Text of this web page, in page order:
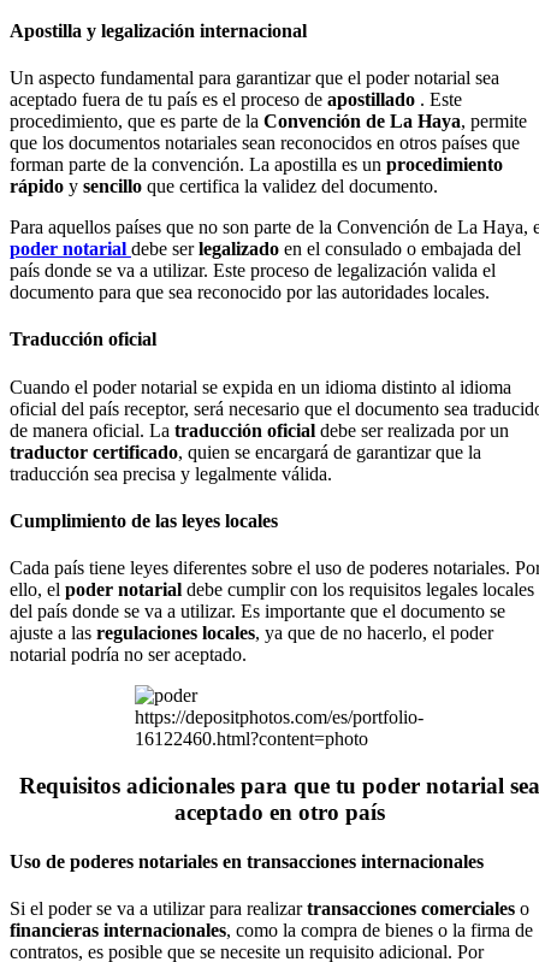
Apostilla y legalización internacional
Un aspecto fundamental para garantizar que el poder notarial sea
aceptado fuera de tu país es el proceso de apostillado . Este
procedimiento, que es parte de la Convención de La Haya, permite
que los documentos notariales sean reconocidos en otros países que
forman parte de la convención. La apostilla es un procedimiento
rápido y sencillo que certifica la validez del documento.
Para aquellos países que no son parte de la Convención de La Haya,
poder notarial debe serlegalizado en el consulado o embajada del
país donde se va a utilizar. Este proceso de legalización valida el
documento para que sea reconocido por las autoridades locales.
Traducción oficial
Cuando el poder notarial se expida en un idioma distinto al idioma
oficial del país receptor, será necesario que el documento sea
de manera oficial. La traducción oficial debe ser realizada por un
traductor certificado, quien se encargará de garantizar que la
traducción sea precisa y legalmente válida.
Cumplimiento de las leyes locales
Cada país tiene leyes diferentes sobre el uso de poderes notariales.
ello, el poder notarial debe cumplir con los requisitos legales locales
del país donde se va a utilizar. Es importante que el documento se
ajuste a las regulaciones locales, ya que de no hacerlo, el poder
notarial podría no ser aceptado.
https://depositphotos.com/es/portfolio-
16122460.html?content=photo
Requisitos adicionales para que tu poder notarial sea
aceptado en otro país
Uso de poderes notariales en transacciones internacionales
Si el poder se va a utilizar para realizartransacciones comerciales o
financieras internacionales, como la compra de bienes o la firma de
contratos, es posible que se necesite un requisito adicional. Por